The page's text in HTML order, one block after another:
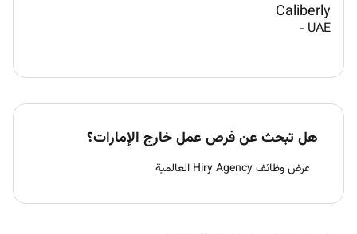
Caliberly
UAE
-
هل تبحث عن فرص عمل خارج الإمارات؟
عرض وظائف Hiry Agency العالمية